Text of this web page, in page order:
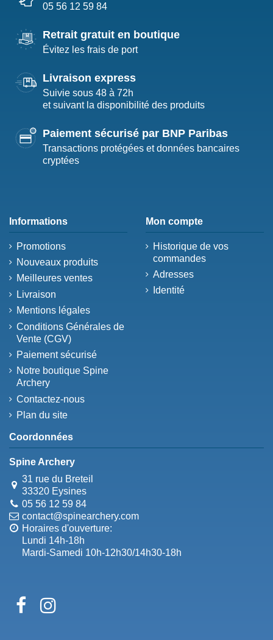
05 56 12 59 84
Retrait gratuit en boutique
Évitez les frais de port
Livraison express
Suivie sous 48 à 72h
et suivant la disponibilité des produits
Paiement sécurisé par BNP Paribas
Transactions protégées et données bancaires
cryptées
Informations
Promotions
Nouveaux produits
Meilleures ventes
Livraison
Mentions légales
Conditions Générales de
Vente (CGV)
Paiement sécurisé
Notre boutique Spine
Archery
Contactez-nous
Plan du site
Mon compte
Historique de vos
commandes
Adresses
Identité
Coordonnées
Spine Archery
31 rue du Breteil
33320 Eysines
05 56 12 59 84
contact@spinearchery.com
Horaires d'ouverture:
Lundi 14h-18h
Mardi-Samedi 10h-12h30/14h30-18h